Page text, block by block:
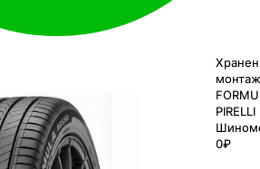
PIRELLI
0₽